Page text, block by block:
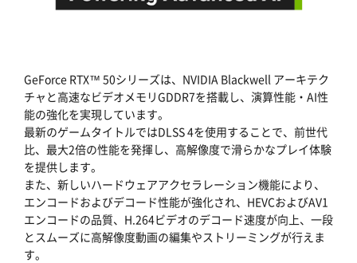
GeForce RTX™ 50シリーズは、NVIDIA Blackwell アーキテク
チャと高速なビデオメモリGDDR7を搭載し、演算性能・AI性
能の強化を実現しています。
最新のゲームタイトルではDLSS 4を使用することで、前世代
比、最大2倍の性能を発揮し、高解像度で滑らかなプレイ体験
を提供します。
また、新しいハードウェアアクセラレーション機能により、
エンコードおよびデコード性能が強化され、HEVCおよびAV1
エンコードの品質、H.264ビデオのデコード速度が向上、一段
とスムーズに高解像度動画の編集やストリーミングが行えま
す。